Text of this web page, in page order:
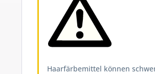
Haarfärbemittel können